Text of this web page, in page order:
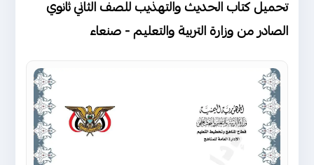
تحميل كتاب الحديث والتهذيب للصف الثاني ثانوي
الصادر من وزارة التربية والتعليم - صنعاء